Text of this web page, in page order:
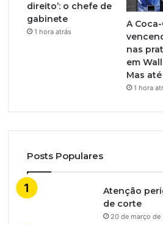
direito’: o chefe de
gabinete
1 hora atrás
A
nas
em
Mas
1 hora
Posts Populares
Atenção
de corte
20 de março de